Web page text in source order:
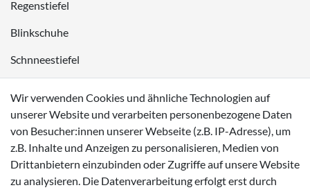
Regenstiefel
Blinkschuhe
Schnneestiefel
Sneaker
Zahlungsmöglichkeiten
Wir verwenden Cookies und ähnliche Technologien auf
unserer Website und verarbeiten personenbezogene Daten
von Besucher:innen unserer Webseite (z.B. IP-Adresse), um
z.B. Inhalte und Anzeigen zu personalisieren, Medien von
Drittanbietern einzubinden oder Zugriffe auf unsere Website
zu analysieren. Die Datenverarbeitung erfolgt erst durch